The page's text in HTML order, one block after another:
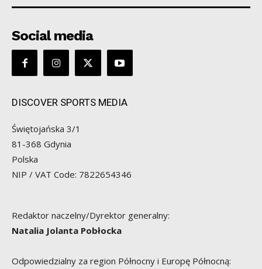
Social media
DISCOVER SPORTS MEDIA
Świętojańska 3/1
81-368 Gdynia
Polska
NIP / VAT Code: 7822654346
Redaktor naczelny/Dyrektor generalny:
Natalia Jolanta Pobłocka
Odpowiedzialny za region Północny i Europę Północną: